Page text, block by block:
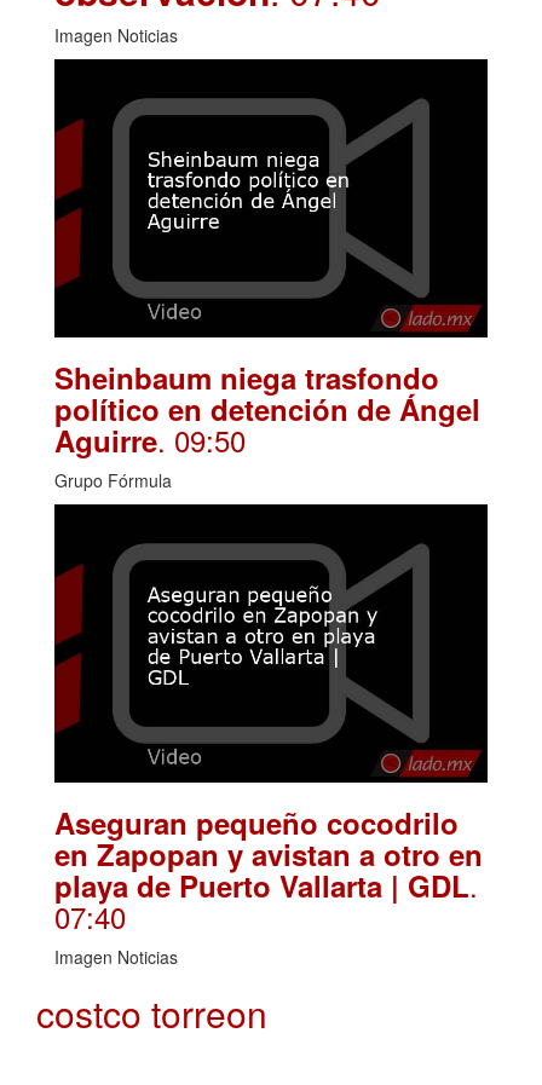
Imagen Noticias
Sheinbaum niega trasfondo
político en detención de Ángel
Aguirre. 09:50
Grupo Fórmula
Aseguran pequeño cocodrilo
en Zapopan y avistan a otro en
playa de Puerto Vallarta | GDL.
07:40
Imagen Noticias
costco torreon